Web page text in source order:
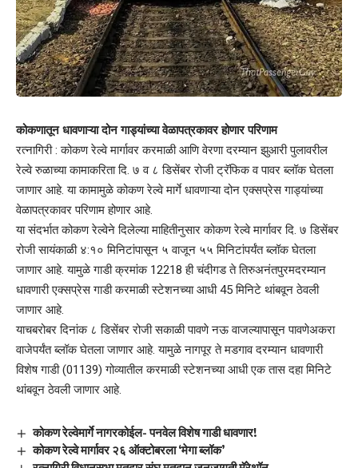
कोकणातून धावणाऱ्या दोन गाड्यांच्या वेळापत्रकावर होणार परिणाम
रत्नागिरी : कोकण रेल्वे मार्गावर करमाळी आणि वेरणा दरम्यान झुआरी पुलावरील
रेल्वे रुळाच्या कामाकरिता दि. ७ व ८ डिसेंबर रोजी ट्रॅफिक व पावर ब्लॉक घेतला
जाणार आहे. या कामामुळे कोकण रेल्वे मार्गे धावणाऱ्या दोन एक्सप्रेस गाड्यांच्या
वेळापत्रकावर परिणाम होणार आहे.
या संदर्भात कोकण रेल्वेने दिलेल्या माहितीनुसार कोकण रेल्वे मार्गावर दि. ७ डिसेंबर
रोजी सायंकाळी ४:१० मिनिटांपासून ५ वाजून ५५ मिनिटांपर्यंत ब्लॉक घेतला
जाणार आहे. यामुळे गाडी क्रमांक 12218 ही चंदीगड ते तिरुअनंतपुरमदरम्यान
धावणारी एक्सप्रेस गाडी करमाळी स्टेशनच्या आधी 45 मिनिटे थांबवून ठेवली
जाणार आहे.
याचबरोबर दिनांक ८ डिसेंबर रोजी सकाळी पावणे नऊ वाजल्यापासून पावणेअकरा
वाजेपर्यंत ब्लॉक घेतला जाणार आहे. यामुळे नागपूर ते मडगाव दरम्यान धावणारी
विशेष गाडी (01139) गोव्यातील करमाळी स्टेशनच्या आधी एक तास दहा मिनिटे
थांबवून ठेवली जाणार आहे.
कोकण रेल्वेमार्गे नागरकोईल- पनवेल विशेष गाडी धावणार!
कोकण रेल्वे मार्गावर २६ ऑक्टोबरला ‘मेगा ब्लॉक’